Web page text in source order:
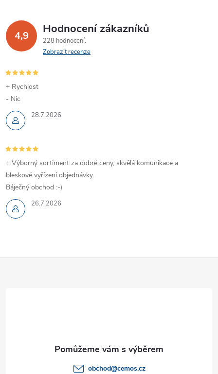
4,9 Hodnocení zákazníků
228 hodnocení
Zobrazit recenze
28.7.2026
+ Rychlost
- Nic
26.7.2026
+ Výborný sortiment za dobré ceny, skvělá komunikace a
bleskové vyřízení objednávky.
Báječný obchod :-)
obchod@cemos.cz